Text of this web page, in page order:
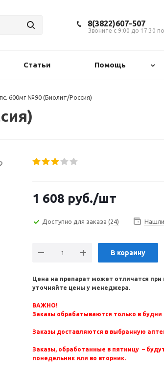
8(3822)607-507
Звоните с 9:00 до 17:30
Статьи Помощь
600мг №90 (Биолит/Россия)
1 608 руб./шт
Доступно для заказа (24)
В корзину
Цена на препарат может отличатся при
уточняйте цены у менеджера.
ВАЖНО!
Заказы обрабатываются только в будни
Заказы доставляются в выбранную
Заказы, обработанные в пятницу –
понедельник или во вторник.